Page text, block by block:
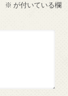
※ が付いている欄